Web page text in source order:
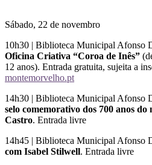
Sábado, 22 de novembro
10h30 | Biblioteca Municipal Afonso
Oficina Criativa “Coroa de Inês”
12 anos). Entrada gratuita, sujeita a
montemorvelho.pt
14h30 | Biblioteca Municipal Afonso
selo comemorativo dos 700 anos do
Castro. Entrada livre
14h45 | Biblioteca Municipal Afonso
com Isabel Stilwell. Entrada livre